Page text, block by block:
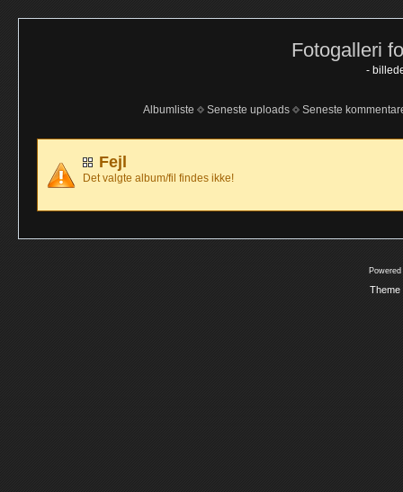
Fotogalleri
-
Albumliste Seneste uploads Seneste
Fejl
Det valgte album/fil findes ikke!
Theme